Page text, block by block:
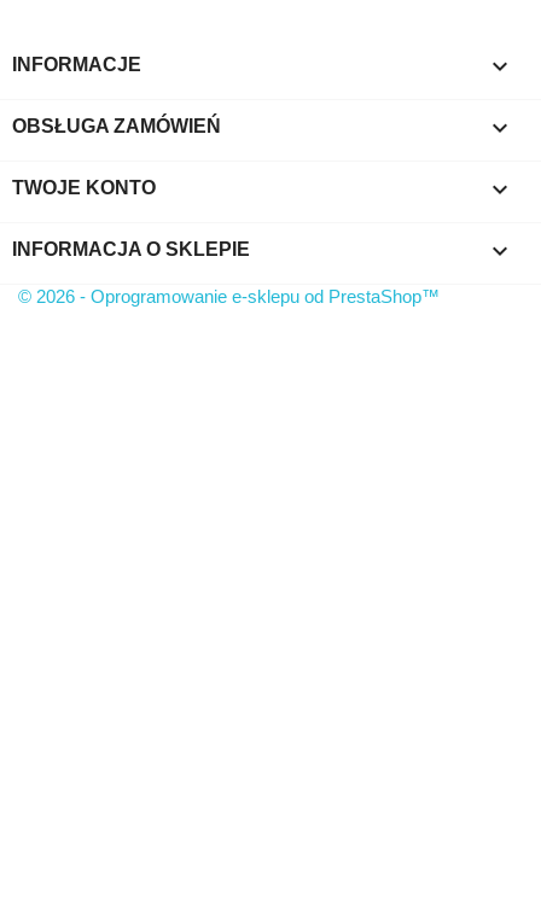
INFORMACJE 
OBSŁUGA ZAMÓWIEŃ 
TWOJE KONTO 
INFORMACJA O SKLEPIE keyboard_arrow_down
© 2026 - Oprogramowanie e-sklepu od PrestaShop™